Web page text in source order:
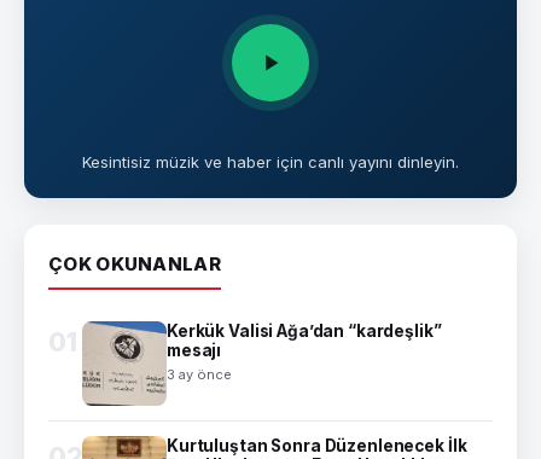
Kesintisiz müzik ve haber için canlı yayını dinleyin.
ÇOK OKUNANLAR
01
Kerkük Valisi Ağa’dan “kardeşlik”
mesajı
3 ay önce
Kurtuluştan Sonra Düzenlenecek İlk